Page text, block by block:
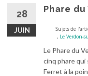
28
JUIN
Phare du
Sujets de
, Le Verdon-
Le Phare du
cinq phare qui
Ferret à la